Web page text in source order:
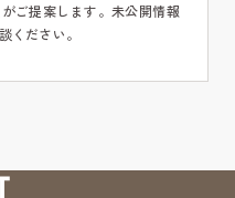
ご提案します。未公開情報
ください。